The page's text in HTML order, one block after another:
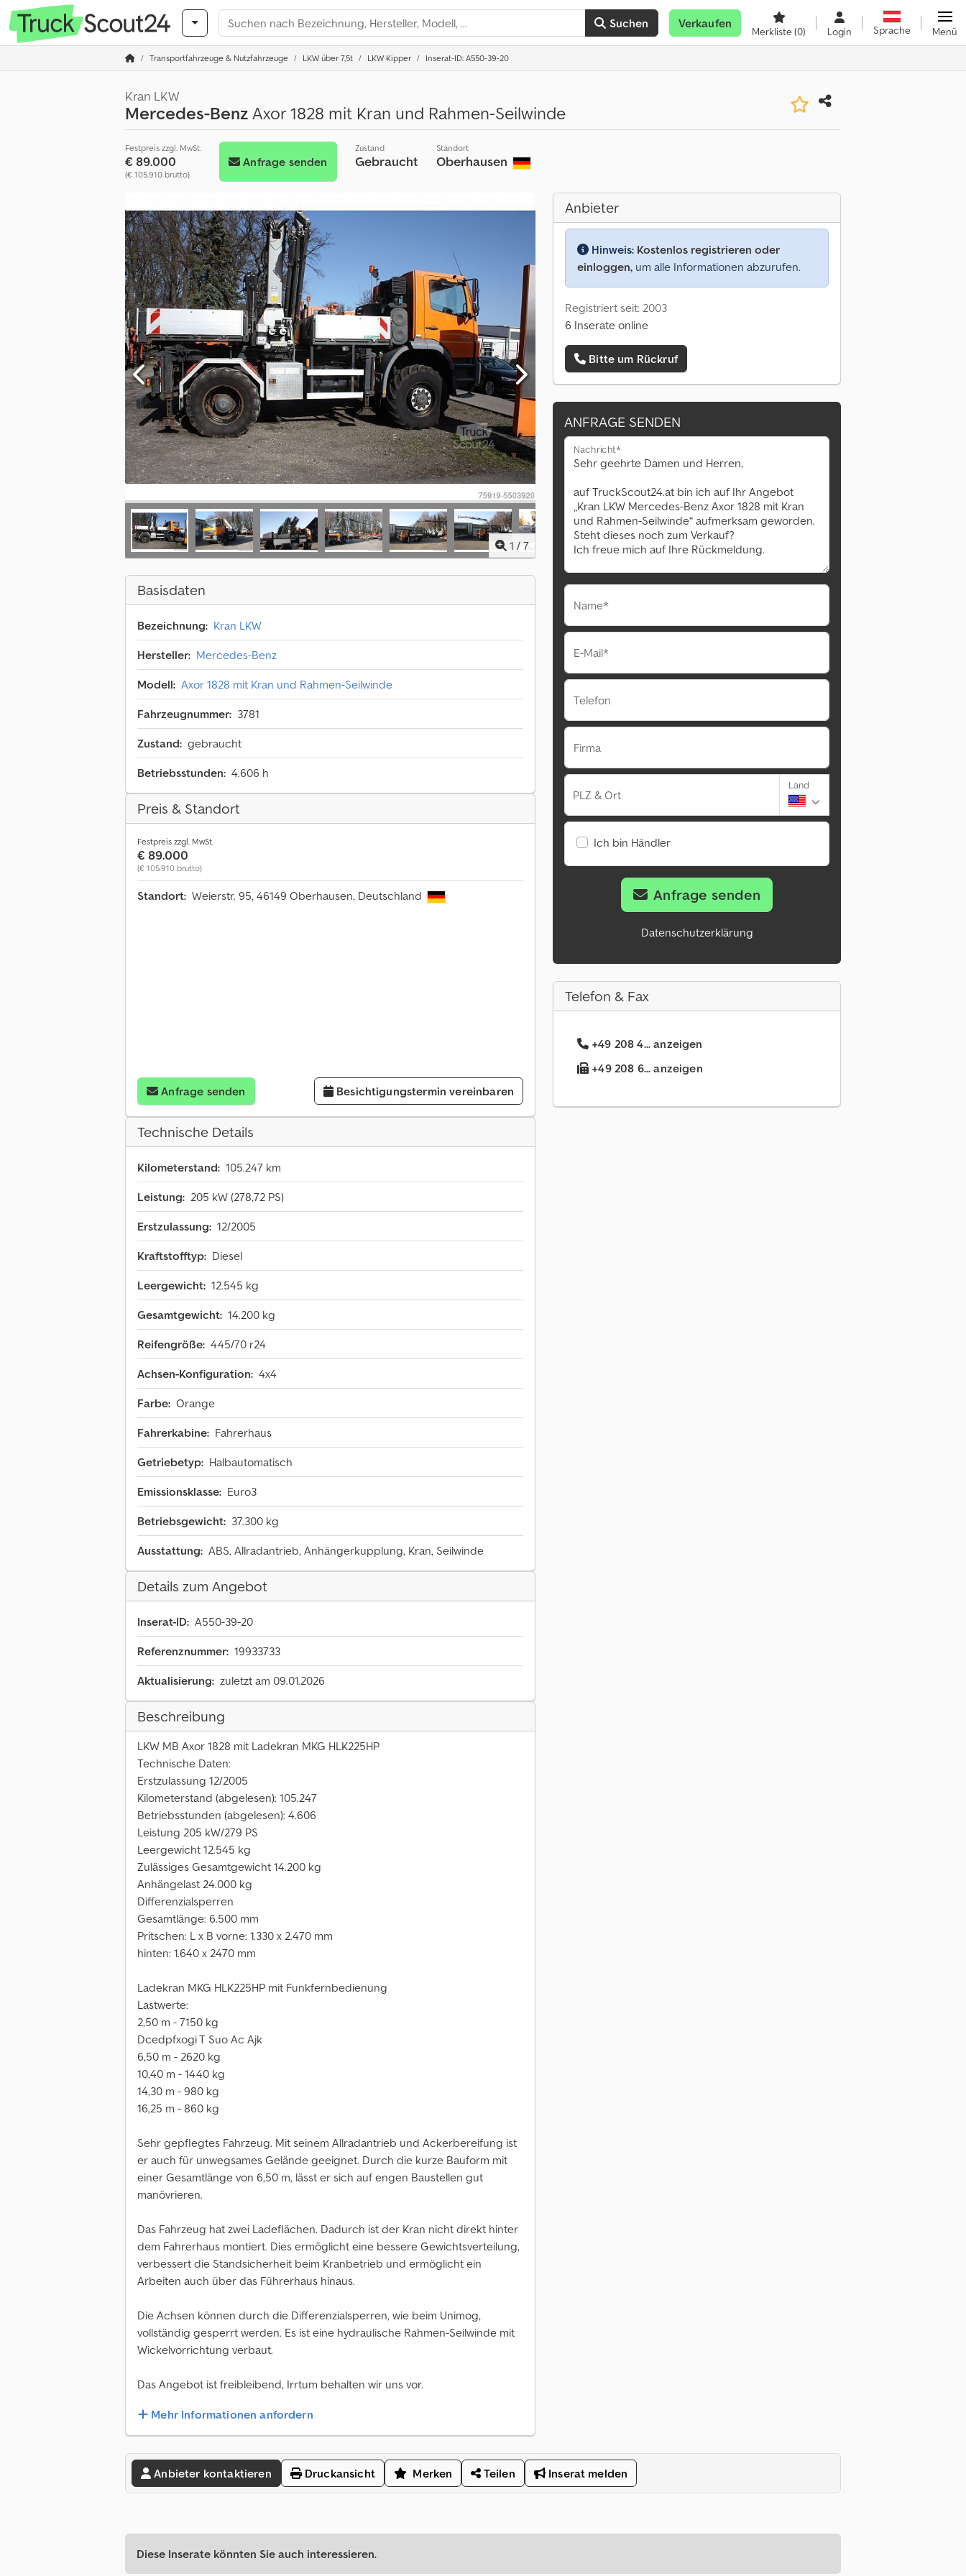
Suchen Verkaufen
Merkliste(0) Login Sprache Menü
Transportfahrzeuge & Nutzfahrzeuge LKW über 7,5t LKW Kipper Inserat-ID: A550-39-20
Kran LKW
Mercedes-BenzAxor 1828 mit Kran und Rahmen-Seilwinde
Festpreis zzgl. MwSt.
€ 89.000
(€ 105.910 brutto)
Anfrage senden
Zustand
Gebraucht
Standort
Oberhausen
1 / 7
Basisdaten
Bezeichnung: Kran LKW
Hersteller: Mercedes-Benz
Modell: Axor 1828 mit Kran und Rahmen-Seilwinde
Fahrzeugnummer: 3781
Zustand: gebraucht
Betriebsstunden: 4.606 h
Preis & Standort
Festpreis zzgl. MwSt.
€ 89.000
(€ 105.910 brutto)
Standort: Weierstr. 95, 46149 Oberhausen, Deutschland
Anfrage senden Besichtigungstermin vereinbaren
Technische Details
Kilometerstand: 105.247 km
Leistung: 205 kW (278,72 PS)
Erstzulassung: 12/2005
Kraftstofftyp: Diesel
Leergewicht: 12.545 kg
Gesamtgewicht: 14.200 kg
Reifengröße: 445/70 r24
Achsen-Konfiguration: 4x4
Farbe: Orange
Fahrerkabine: Fahrerhaus
Getriebetyp: Halbautomatisch
Emissionsklasse: Euro3
Betriebsgewicht: 37.300 kg
Ausstattung: ABS, Allradantrieb, Anhängerkupplung, Kran, Seilwinde
Details zum Angebot
Inserat-ID: A550-39-20
Referenznummer: 19933733
Aktualisierung: zuletzt am 09.01.2026
Beschreibung
LKW MB Axor 1828 mit Ladekran MKG HLK225HP
Technische Daten:
Erstzulassung 12/2005
Kilometerstand (abgelesen): 105.247
Betriebsstunden (abgelesen): 4.606
Leistung 205 kW/279 PS
Leergewicht 12.545 kg
Zulässiges Gesamtgewicht 14.200 kg
Anhängelast 24.000 kg
Differenzialsperren
Gesamtlänge: 6.500 mm
Pritschen: L x B vorne: 1.330 x 2.470 mm
hinten: 1.640 x 2470 mm
Ladekran MKG HLK225HP mit Funkfernbedienung
Lastwerte:
2,50 m - 7150 kg
Dcedpfxogi T Suo Ac Ajk
6,50 m - 2620 kg
10,40 m - 1440 kg
14,30 m - 980 kg
16,25 m - 860 kg
Sehr gepflegtes Fahrzeug. Mit seinem Allradantrieb und Ackerbereifung ist
er auch für unwegsames Gelände geeignet. Durch die kurze Bauform mit
einer Gesamtlänge von 6,50 m, lässt er sich auf engen Baustellen gut
manövrieren.
Das Fahrzeug hat zwei Ladeflächen. Dadurch ist der Kran nicht direkt hinter
dem Fahrerhaus montiert. Dies ermöglicht eine bessere Gewichtsverteilung,
verbessert die Standsicherheit beim Kranbetrieb und ermöglicht ein
Arbeiten auch über das Führerhaus hinaus.
Die Achsen können durch die Differenzialsperren, wie beim Unimog,
vollständig gesperrt werden. Es ist eine hydraulische Rahmen-Seilwinde mit
Wickelvorrichtung verbaut.
Das Angebot ist freibleibend, Irrtum behalten wir uns vor.
Mehr Informationen anfordern
Anbieter
Hinweis: Kostenlos registrieren oder
einloggen, um alle Informationen abzurufen.
Registriert seit: 2003
6 Inserate online
Bitte um Rückruf
ANFRAGE SENDEN
Nachricht*
Name*
E-Mail*
Telefon
Firma
PLZ & Ort
Land
Ich bin Händler
Anfrage senden
Datenschutzerklärung
Telefon & Fax
+49 208 4... anzeigen
+49 208 6... anzeigen
Anbieter kontaktieren Druckansicht Merken Teilen Inserat melden
Diese Inserate könnten Sie auch interessieren.